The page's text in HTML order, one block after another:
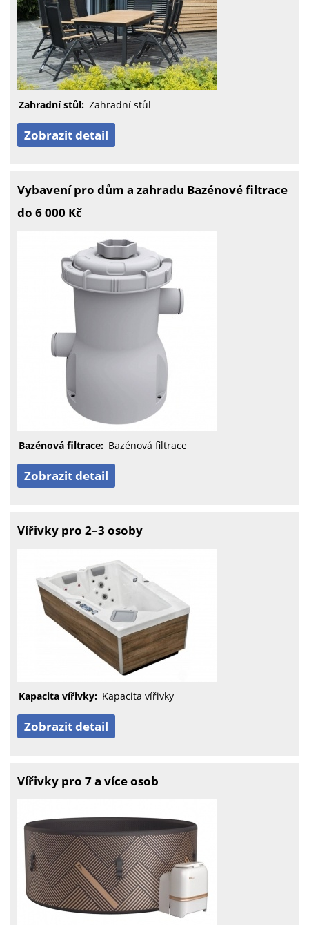
Zahradní stůl: Zahradní stůl
Zobrazit detail
Vybavení pro dům a zahradu Bazénové filtrace
do 6 000 Kč
Bazénová filtrace: Bazénová filtrace
Zobrazit detail
Vířivky pro 2–3 osoby
Kapacita vířivky: Kapacita vířivky
Zobrazit detail
Vířivky pro 7 a více osob